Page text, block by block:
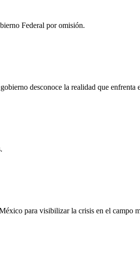
Federal por omisión.
desconoce la realidad que enfrenta
para visibilizar la crisis en el campo